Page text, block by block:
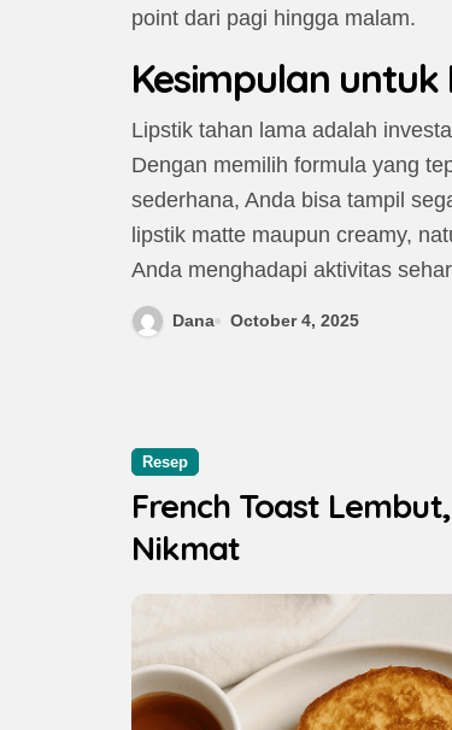
point dari pagi hingga malam.
Kesimpulan
Lipstik tahan lama adalah
Dengan memilih formula yang
sederhana, Anda bisa tampil
lipstik matte maupun creamy,
Anda menghadapi aktivitas
Dana October 4, 2025
Resep
French Toast
Nikmat